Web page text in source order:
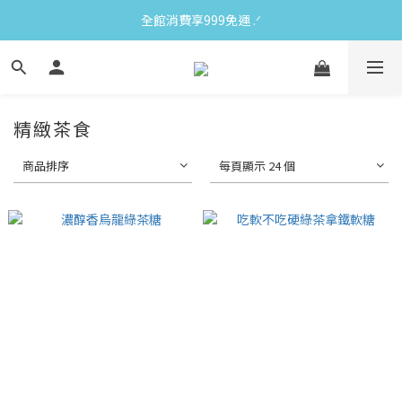
全館消費享999免運 ‪‪.ᐟ
精緻茶食
商品排序 每頁顯示 24 個